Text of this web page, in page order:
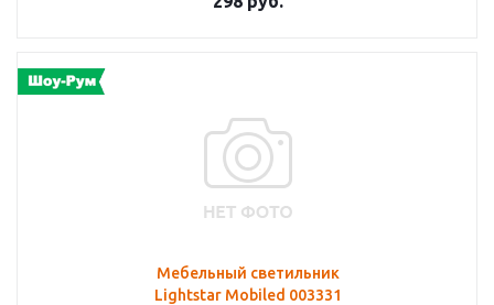
Мебельный светильник
Lightstar Mobiled 003331